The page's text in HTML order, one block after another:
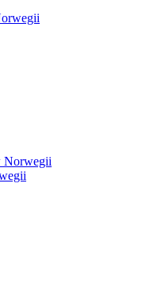
Norwegii